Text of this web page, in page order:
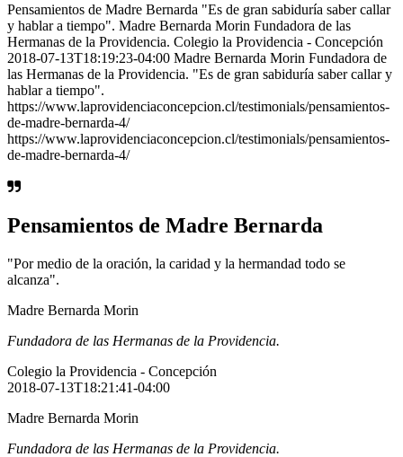
Pensamientos de Madre Bernarda "Es de gran sabiduría saber callar
y hablar a tiempo". Madre Bernarda Morin Fundadora de las
Hermanas de la Providencia. Colegio la Providencia - Concepción
2018-07-13T18:19:23-04:00 Madre Bernarda Morin Fundadora de
las Hermanas de la Providencia. "Es de gran sabiduría saber callar y
hablar a tiempo".
https://www.laprovidenciaconcepcion.cl/testimonials/pensamientos-
de-madre-bernarda-4/
https://www.laprovidenciaconcepcion.cl/testimonials/pensamientos-
de-madre-bernarda-4/
Pensamientos de Madre Bernarda
"Por medio de la oración, la caridad y la hermandad todo se
alcanza".
Madre Bernarda Morin
Fundadora de las Hermanas de la Providencia.
Colegio la Providencia - Concepción
2018-07-13T18:21:41-04:00
Madre Bernarda Morin
Fundadora de las Hermanas de la Providencia.